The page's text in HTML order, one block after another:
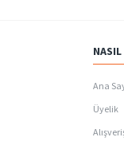
Ana
Üyelik